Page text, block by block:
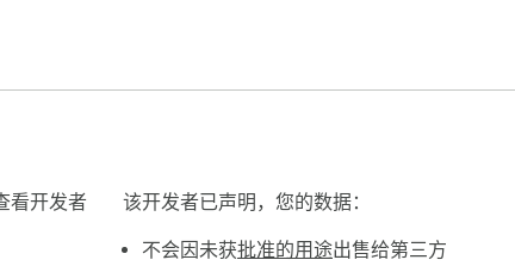
看开发者
该开发者已声明，您的数据：
不会因未获批准的用途出售给第三方